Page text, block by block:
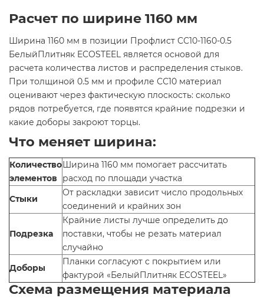
Расчет по ширине 1160 мм
Ширина 1160 мм в позиции Профлист СС10-1160-0.5
БелыйПлитняк ECOSTEEL является основой для
расчета количества листов и распределения стыков.
При толщиной 0.5 мм и профиле СС10 материал
оценивают через фактическую плоскость: сколько
рядов потребуется, где появятся крайние подрезки и
какие доборы закроют торцы.
Что меняет ширина:
Количество
элементов
Ширина 1160 мм помогает рассчитать
расход по площади участка
Стыки
От раскладки зависит число продольных
соединений и крайних зон
Подрезка
Крайние листы лучше определить до
поставки, чтобы не резать материал
случайно
Доборы
Планки согласуют с покрытием или
фактурой «БелыйПлитняк ECOSTEEL»
Схема размещения материала